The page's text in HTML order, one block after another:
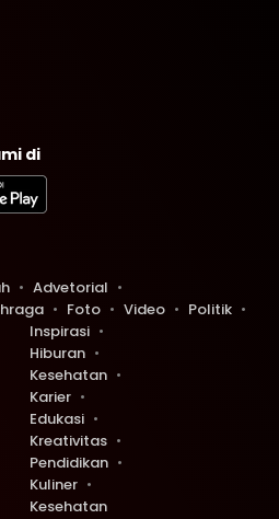
di
Advetorial
Foto Video
Politik
Inspirasi
Hiburan
Kesehatan
Karier
Edukasi
Kreativitas
Pendidikan
Kuliner
Kesehatan